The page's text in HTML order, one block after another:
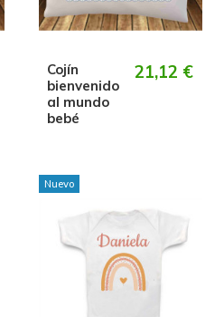
Cojín
bienvenido
al mundo
bebé
21,12 €
Nuevo